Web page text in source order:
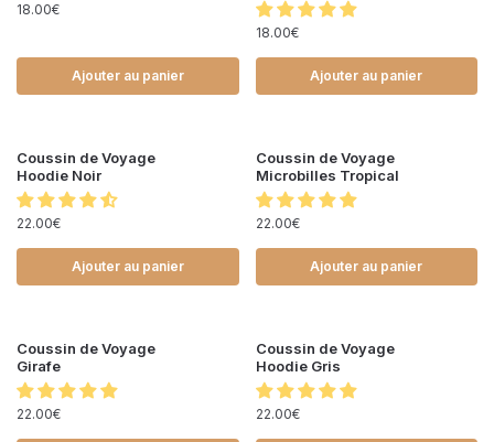
18.00€
Ajouter au panier
18.00€
Ajouter au panier
Coussin de Voyage
Hoodie Noir
22.00€
Ajouter au panier
Coussin de Voyage
Microbilles Tropical
22.00€
Ajouter au panier
Coussin de Voyage
Girafe
22.00€
Coussin de Voyage
Hoodie Gris
22.00€